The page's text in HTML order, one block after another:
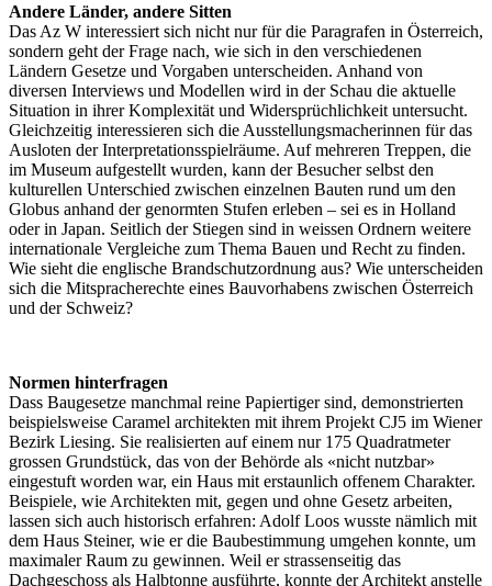
Andere Länder, andere Sitten
Das Az W interessiert sich nicht nur für die Paragrafen in Österreich,
sondern geht der Frage nach, wie sich in den verschiedenen
Ländern Gesetze und Vorgaben unterscheiden. Anhand von
diversen Interviews und Modellen wird in der Schau die aktuelle
Situation in ihrer Komplexität und Widersprüchlichkeit untersucht.
Gleichzeitig interessieren sich die Ausstellungsmacherinnen für das
Ausloten der Interpretationsspielräume. Auf mehreren Treppen, die
im Museum aufgestellt wurden, kann der Besucher selbst den
kulturellen Unterschied zwischen einzelnen Bauten rund um den
Globus anhand der genormten Stufen erleben – sei es in Holland
oder in Japan. Seitlich der Stiegen sind in weissen Ordnern weitere
internationale Vergleiche zum Thema Bauen und Recht zu finden.
Wie sieht die englische Brandschutzordnung aus? Wie unterscheiden
sich die Mitspracherechte eines Bauvorhabens zwischen Österreich
und der Schweiz?
Normen hinterfragen
Dass Baugesetze manchmal reine Papiertiger sind, demonstrierten
beispielsweise Caramel architekten mit ihrem Projekt CJ5 im Wiener
Bezirk Liesing. Sie realisierten auf einem nur 175 Quadratmeter
grossen Grundstück, das von der Behörde als «nicht nutzbar»
eingestuft worden war, ein Haus mit erstaunlich offenem Charakter.
Beispiele, wie Architekten mit, gegen und ohne Gesetz arbeiten,
lassen sich auch historisch erfahren: Adolf Loos wusste nämlich mit
dem Haus Steiner, wie er die Baubestimmung umgehen konnte, um
maximaler Raum zu gewinnen. Weil er strassenseitig das
Dachgeschoss als Halbtonne ausführte, konnte der Architekt anstelle